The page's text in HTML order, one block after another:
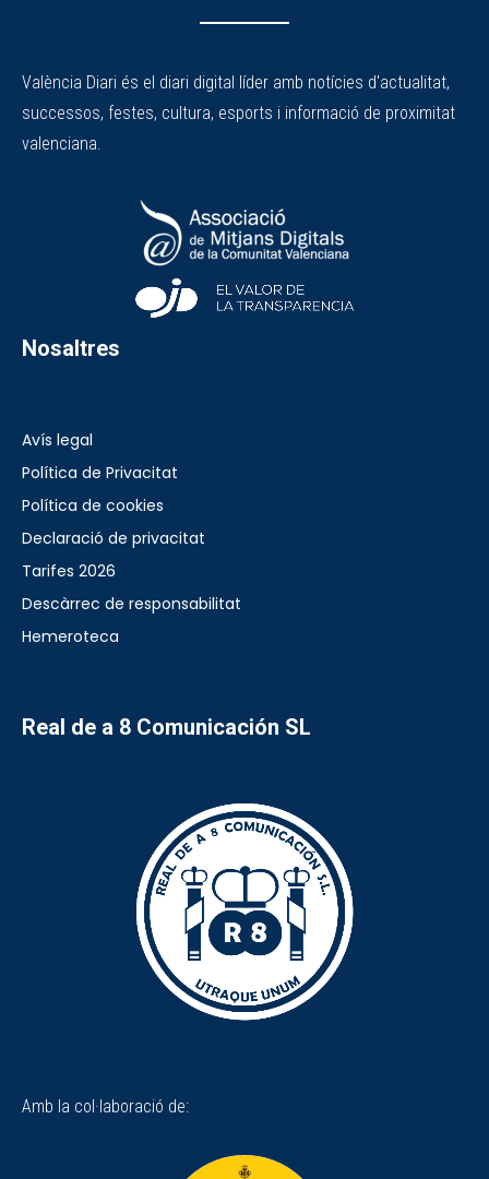
València Diari és el diari digital líder amb notícies d'actualitat,
successos, festes, cultura, esports i informació de proximitat
valenciana.
Nosaltres
Avís legal
Política de Privacitat
Política de cookies
Declaració de privacitat
Tarifes 2026
Descàrrec de responsabilitat
Hemeroteca
Real de a 8 Comunicación SL
Amb la col·laboració de: